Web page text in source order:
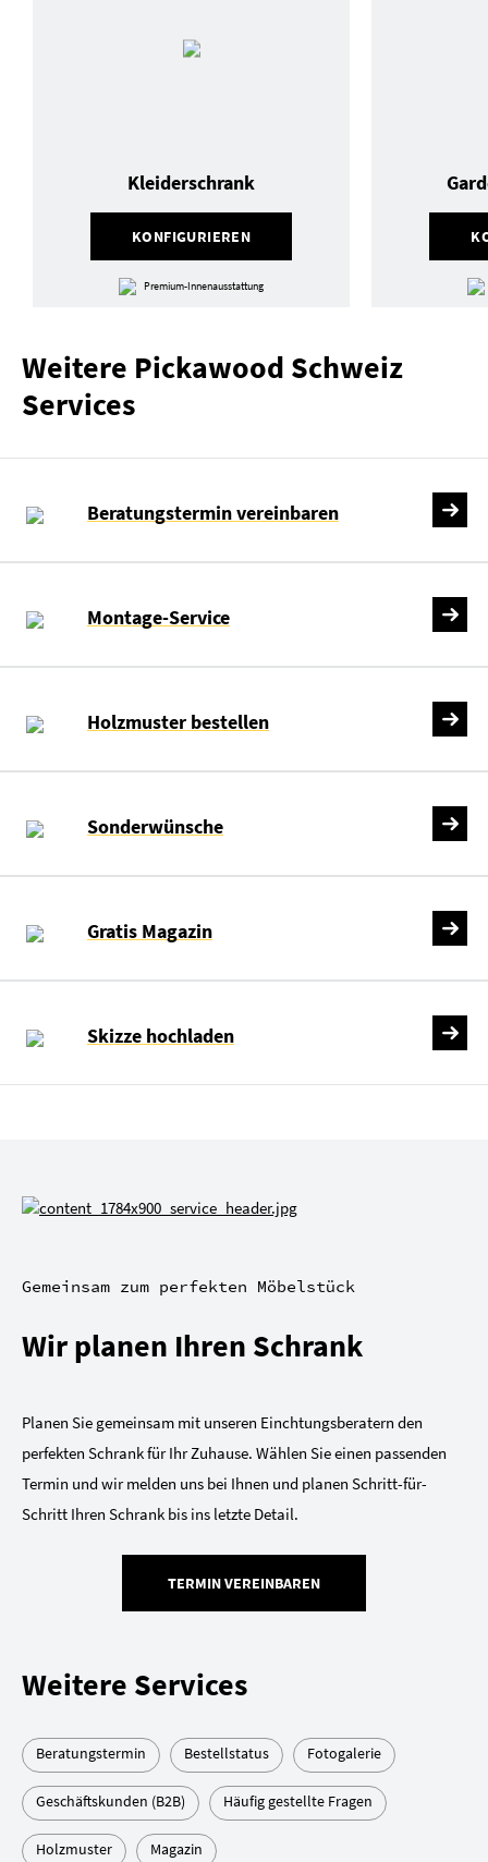
KONFIGURIEREN
Kleiderschrank
Premium-Innenausstattung
Weitere Pickawood Schweiz
Services
Beratungstermin vereinbaren
Montage-Service
Holzmuster bestellen
Sonderwünsche
Gratis Magazin
Skizze hochladen
Gemeinsam zum perfekten Möbelstück
Wir planen Ihren Schrank
Planen Sie gemeinsam mit unseren Einchtungsberatern den
perfekten Schrank für Ihr Zuhause. Wählen Sie einen passenden
Termin und wir melden uns bei Ihnen und planen Schritt-für-
Schritt Ihren Schrank bis ins letzte Detail.
TERMIN VEREINBAREN
Weitere Services
Beratungstermin Bestellstatus Fotogalerie
Geschäftskunden (B2B) Häufig gestellte Fragen
Holzmuster Magazin